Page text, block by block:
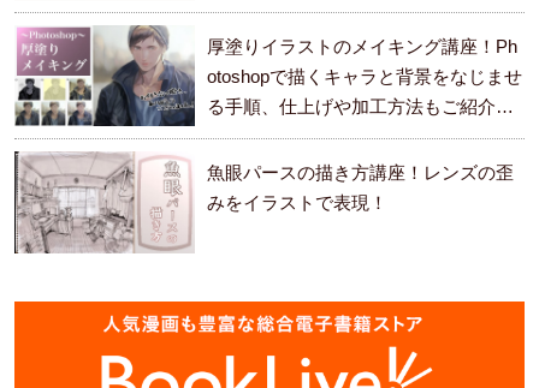
厚塗りイラストのメイキング講座！Ph
otoshopで描くキャラと背景をなじませ
る手順、仕上げや加工方法もご紹介し
ます。
魚眼パースの描き方講座！レンズの歪
みをイラストで表現！